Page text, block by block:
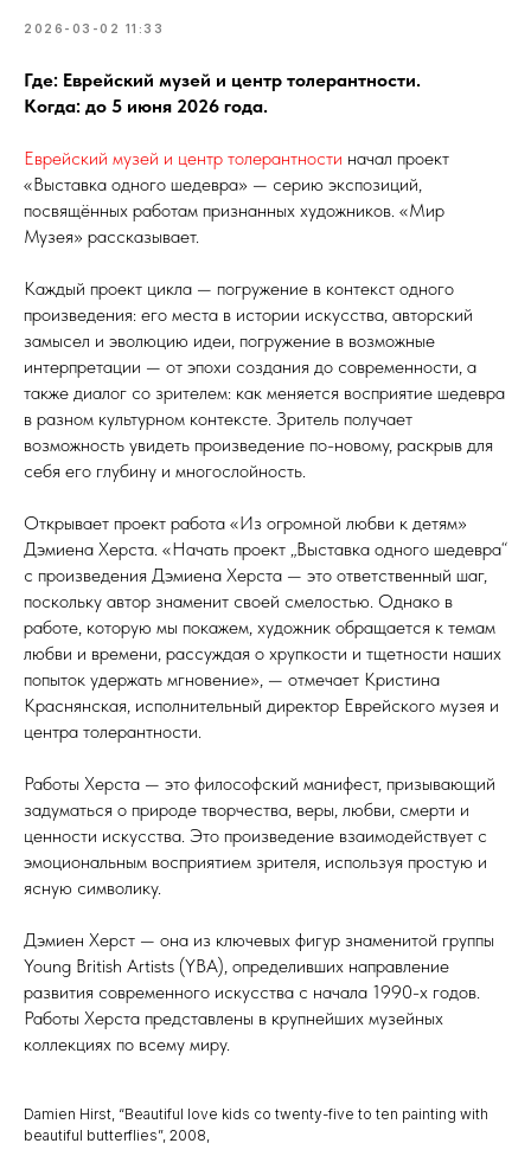
2026-03-02 11:33
Где: Еврейский музей и центр толерантности.
Когда: до 5 июня 2026 года.
Еврейский музей и центр толерантности начал проект
«Выставка одного шедевра» — серию экспозиций,
посвящённых работам признанных художников. «Мир
Музея» рассказывает.
Каждый проект цикла — погружение в контекст одного
произведения: его места в истории искусства, авторский
замысел и эволюцию идеи, погружение в возможные
интерпретации — от эпохи создания до современности, а
также диалог со зрителем: как меняется восприятие шедевра
в разном культурном контексте. Зритель получает
возможность увидеть произведение по-новому, раскрыв для
себя его глубину и многослойность.
Открывает проект работа «Из огромной любви к детям»
Дэмиена Херста. «Начать проект „Выставка одного шедевра“
с произведения Дэмиена Херста — это ответственный шаг,
поскольку автор знаменит своей смелостью. Однако в
работе, которую мы покажем, художник обращается к темам
любви и времени, рассуждая о хрупкости и тщетности наших
попыток удержать мгновение», — отмечает Кристина
Краснянская, исполнительный директор Еврейского музея и
центра толерантности.
Работы Херста — это философский манифест, призывающий
задуматься о природе творчества, веры, любви, смерти и
ценности искусства. Это произведение взаимодействует с
эмоциональным восприятием зрителя, используя простую и
ясную символику.
Дэмиен Херст — она из ключевых фигур знаменитой группы
Young British Artists (YBA), определивших направление
развития современного искусства с начала 1990-х годов.
Работы Херста представлены в крупнейших музейных
коллекциях по всему миру.
Damien Hirst, “Beautiful love kids co twenty-five to ten painting with
beautiful butterflies”, 2008,